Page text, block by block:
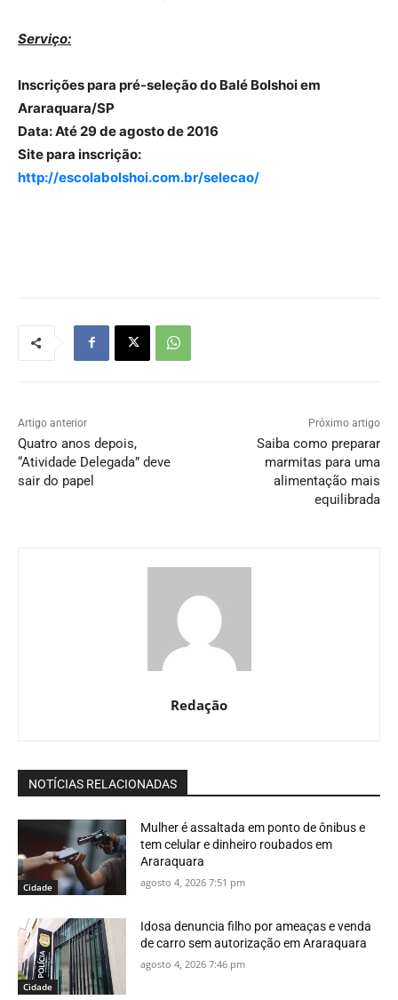
Serviço:
Inscrições para pré-seleção do Balé Bolshoi em
Araraquara/SP
Data: Até 29 de agosto de 2016
Site para inscrição:
http://escolabolshoi.com.br/selecao/
Artigo anterior
Quatro anos depois,
“Atividade Delegada” deve
sair do papel
Próximo artigo
Saiba como preparar
marmitas para uma
alimentação mais
equilibrada
Redação
NOTÍCIAS RELACIONADAS
Cidade
Mulher é assaltada em ponto de ônibus e
tem celular e dinheiro roubados em
Araraquara
agosto 4, 2026 7:51 pm
Cidade
Idosa denuncia filho por ameaças e venda
de carro sem autorização em Araraquara
agosto 4, 2026 7:46 pm